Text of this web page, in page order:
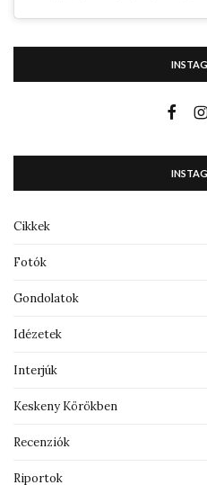
Cikkek
Fotók
Gondolatok
Idézetek
Interjúk
Keskeny Körökben
Recenziók
Riportok